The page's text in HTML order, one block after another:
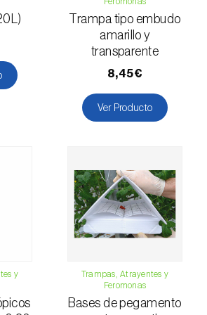
(
Exomala (=Anomala)
esmeralda (Cneorhinus
del eucalipto
barrenadores de la
spp.
( Agrius convolvuli)
(Operophtera brumata)
Trampa tipo embudo
amarillo y
transparente
8,45€
Ver Producto
y
Trampas, Atrayentes y
Feromonas
Bases de pegamento